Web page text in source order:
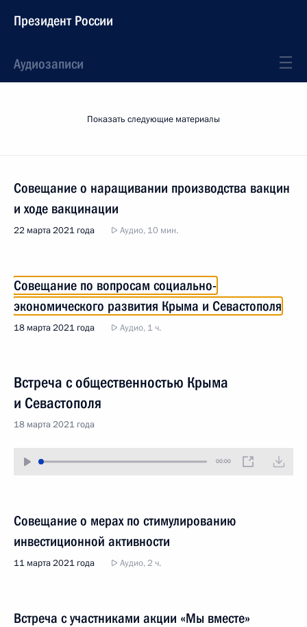
Президент России
Аудиозаписи
Показать следующие материалы
Совещание о наращивании производства вакцин
и ходе вакцинации
22 марта 2021 года Аудио, 10 мин.
Совещание по вопросам социально-
экономического развития Крыма и Севастополя
18 марта 2021 года Аудио, 1 ч.
Встреча с общественностью Крыма
и Севастополя
18 марта 2021 года
00:00
Совещание о мерах по стимулированию
инвестиционной активности
11 марта 2021 года Аудио, 2 ч.
Встреча с участниками акции «Мы вместе»